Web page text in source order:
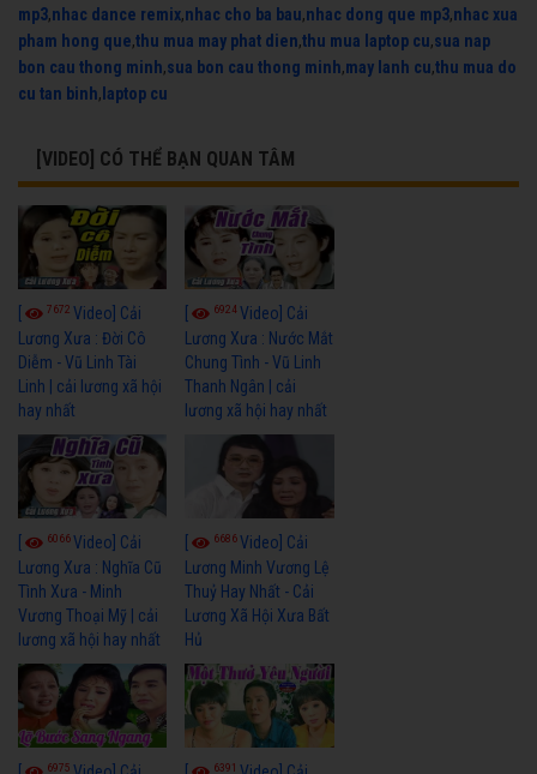
mp3,nhac dance remix,nhac cho ba bau,nhac dong que mp3,nhac xua
pham hong que,thu mua may phat dien,thu mua laptop cu,sua nap
bon cau thong minh,sua bon cau thong minh,may lanh cu,thu mua do
cu tan binh, laptop cu
[VIDEO] CÓ THỂ BẠN QUAN TÂM
7672 Video] Cải
Lương Xưa : Đời Cô
Diễm - Vũ Linh Tài
Linh | cải lương xã hội
hay nhất
6924Video] Cải
Lương Xưa : Nước Mắt
Chung Tình - Vũ Linh
Thanh Ngân | cải
lương xã hội hay nhất
6066Video] Cải
Lương Xưa : Nghĩa Cũ
Tình Xưa - Minh
Vương Thoại Mỹ | cải
lương xã hội hay nhất
6686Video] Cải
Lương Minh Vương Lệ
Thuỷ Hay Nhất - Cải
Lương Xã Hội Xưa Bất
Hủ
6975 6391